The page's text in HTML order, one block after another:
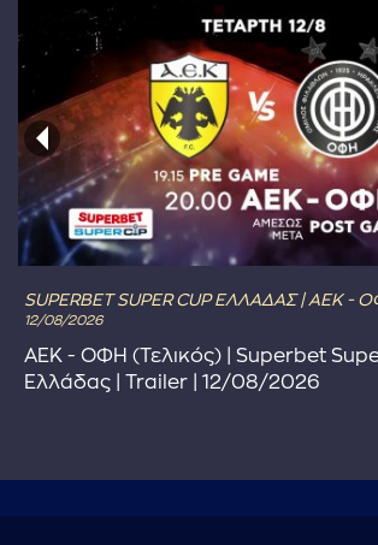
SUPERBET SUPER CUP ΕΛΛΑΔΑΣ | ΑΕΚ -
12/08/2026
ΑΕΚ - ΟΦΗ (Τελικός) | Superbet
Ελλάδας | Trailer | 12/08/2026